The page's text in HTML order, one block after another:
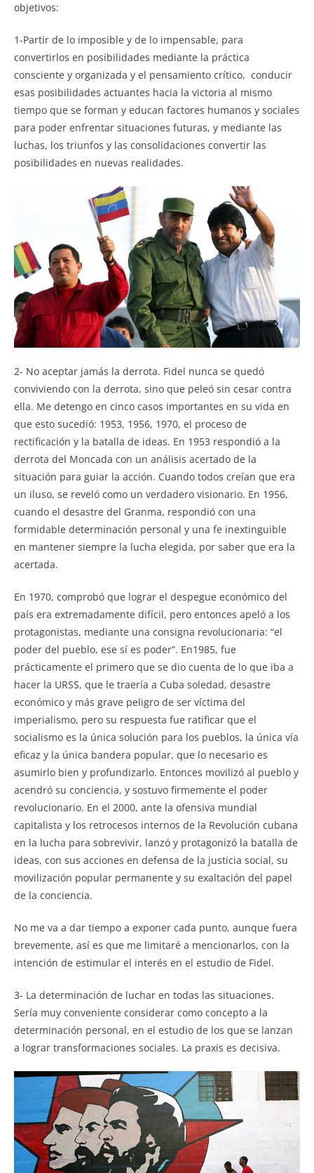
objetivos:
1-Partir de lo imposible y de lo impensable, para
convertirlos en posibilidades mediante la práctica
consciente y organizada y el pensamiento crítico, conducir
esas posibilidades actuantes hacia la victoria al mismo
tiempo que se forman y educan factores humanos y sociales
para poder enfrentar situaciones futuras, y mediante las
luchas, los triunfos y las consolidaciones convertir las
posibilidades en nuevas realidades.
2- No aceptar jamás la derrota. Fidel nunca se quedó
conviviendo con la derrota, sino que peleó sin cesar contra
ella. Me detengo en cinco casos importantes en su vida en
que esto sucedió: 1953, 1956, 1970, el proceso de
rectificación y la batalla de ideas. En 1953 respondió a la
derrota del Moncada con un análisis acertado de la
situación para guiar la acción. Cuando todos creían que era
un iluso, se reveló como un verdadero visionario. En 1956,
cuando el desastre del Granma, respondió con una
formidable determinación personal y una fe inextinguible
en mantener siempre la lucha elegida, por saber que era la
acertada.
En 1970, comprobó que lograr el despegue económico del
país era extremadamente difícil, pero entonces apeló a los
protagonistas, mediante una consigna revolucionaria: “el
poder del pueblo, ese sí es poder”. En1985, fue
prácticamente el primero que se dio cuenta de lo que iba a
hacer la URSS, que le traería a Cuba soledad, desastre
económico y más grave peligro de ser víctima del
imperialismo, pero su respuesta fue ratificar que el
socialismo es la única solución para los pueblos, la única vía
eficaz y la única bandera popular, que lo necesario es
asumirlo bien y profundizarlo. Entonces movilizó al pueblo y
acendró su conciencia, y sostuvo firmemente el poder
revolucionario. En el 2000, ante la ofensiva mundial
capitalista y los retrocesos internos de la Revolución cubana
en la lucha para sobrevivir, lanzó y protagonizó la batalla de
ideas, con sus acciones en defensa de la justicia social, su
movilización popular permanente y su exaltación del papel
de la conciencia.
No me va a dar tiempo a exponer cada punto, aunque fuera
brevemente, así es que me limitaré a mencionarlos, con la
intención de estimular el interés en el estudio de Fidel.
3- La determinación de luchar en todas las situaciones.
Sería muy conveniente considerar como concepto a la
determinación personal, en el estudio de los que se lanzan
a lograr transformaciones sociales. La praxis es decisiva.